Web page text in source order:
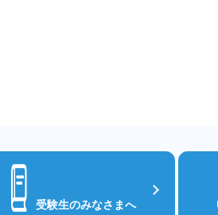
受験生のみなさまへ